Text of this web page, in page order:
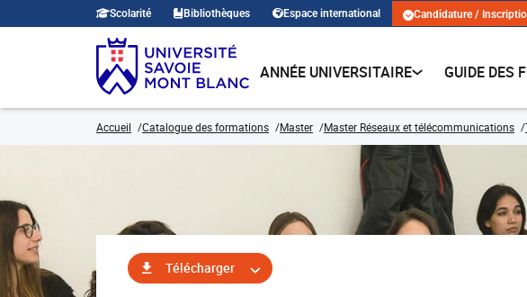
Scolarité Bibliothèques Espace international Candidature /
ANNÉE UNIVERSITAIRE GUIDE DES
Accueil Catalogue des formations Master Master Réseaux et télécommunications
Télécharger